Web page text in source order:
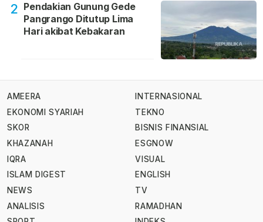
2 Pendakian Gunung Gede
Pangrango Ditutup Lima
Hari akibat Kebakaran
AMEERA
EKONOMI SYARIAH
SKOR
KHAZANAH
IQRA
ISLAM DIGEST
NEWS
ANALISIS
INTERNASIONAL
TEKNO
BISNIS FINANSIAL
ESGNOW
VISUAL
ENGLISH
TV
RAMADHAN